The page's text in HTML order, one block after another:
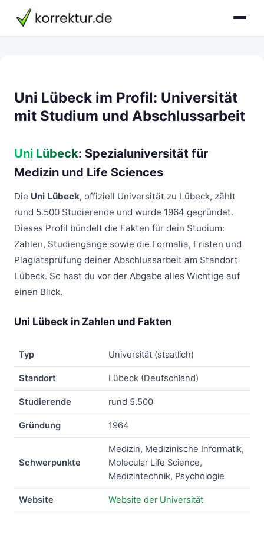
Uni Lübeck im Profil: Universität
mit Studium und Abschlussarbeit
Uni Lübeck: Spezialuniversität für
Medizin und Life Sciences
Die Uni Lübeck, offiziell Universität zu Lübeck, zählt
rund 5.500 Studierende und wurde 1964 gegründet.
Dieses Profil bündelt die Fakten für dein Studium:
Zahlen, Studiengänge sowie die Formalia, Fristen und
Plagiatsprüfung deiner Abschlussarbeit am Standort
Lübeck. So hast du vor der Abgabe alles Wichtige auf
einen Blick.
Uni Lübeck in Zahlen und Fakten
Typ Universität (staatlich)
Standort Lübeck (Deutschland)
Studierende rund 5.500
Gründung 1964
Schwerpunkte
Medizin, Medizinische Informatik,
Molecular Life Science,
Medizintechnik, Psychologie
Website Website der Universität